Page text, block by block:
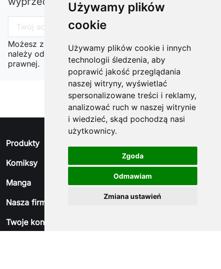
Używamy plików
cookie
Używamy plików cookie i innych
technologii śledzenia, aby
poprawić jakość przeglądania
naszej witryny, wyświetlać
spersonalizowane treści i reklamy,
analizować ruch w naszej witrynie
i wiedzieć, skąd pochodzą nasi
użytkownicy.
Zgoda
Odmawiam
Zmiana ustawień
Możesz zrezygnować w każdej chwili. W tym celu
należy odnaleźć szczegóły w naszej informacji
prawnej.
Produkty
Komiksy
Manga
Nasza firma
Twoje konto